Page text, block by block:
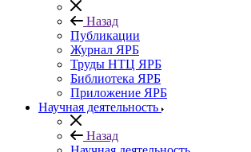
Назад
Публикации
Журнал ЯРБ
Труды НТЦ ЯРБ
Библиотека ЯРБ
Приложение ЯРБ
Научная деятельность
Назад